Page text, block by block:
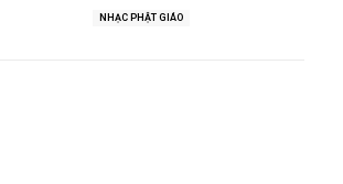
NHẠC PHẬT GIÁO